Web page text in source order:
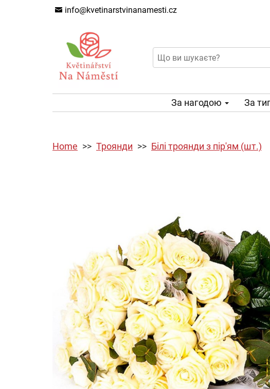
info@kvetinarstvinanamesti.cz
За нагодою За
Home Троянди Білі троянди з пір'ям (шт.)